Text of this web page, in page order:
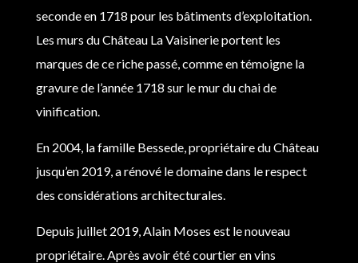
seconde en 1718 pour les bâtiments d’exploitation.
Les murs du Château La Vaisinerie portent les
marques de ce riche passé, comme en témoigne la
gravure de l’année 1718 sur le mur du chai de
vinification.
En 2004, la famille Bessede, propriétaire du Château
jusqu’en 2019, a rénové le domaine dans le respect
des considérations architecturales.
Depuis juillet 2019, Alain Moses est le nouveau
propriétaire. Après avoir été courtier en vins